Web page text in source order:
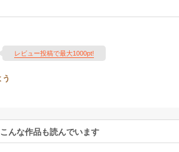
レビュー投稿で最大1000pt!
んな作品も読んでいます